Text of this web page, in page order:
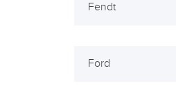
Fendt
Ford